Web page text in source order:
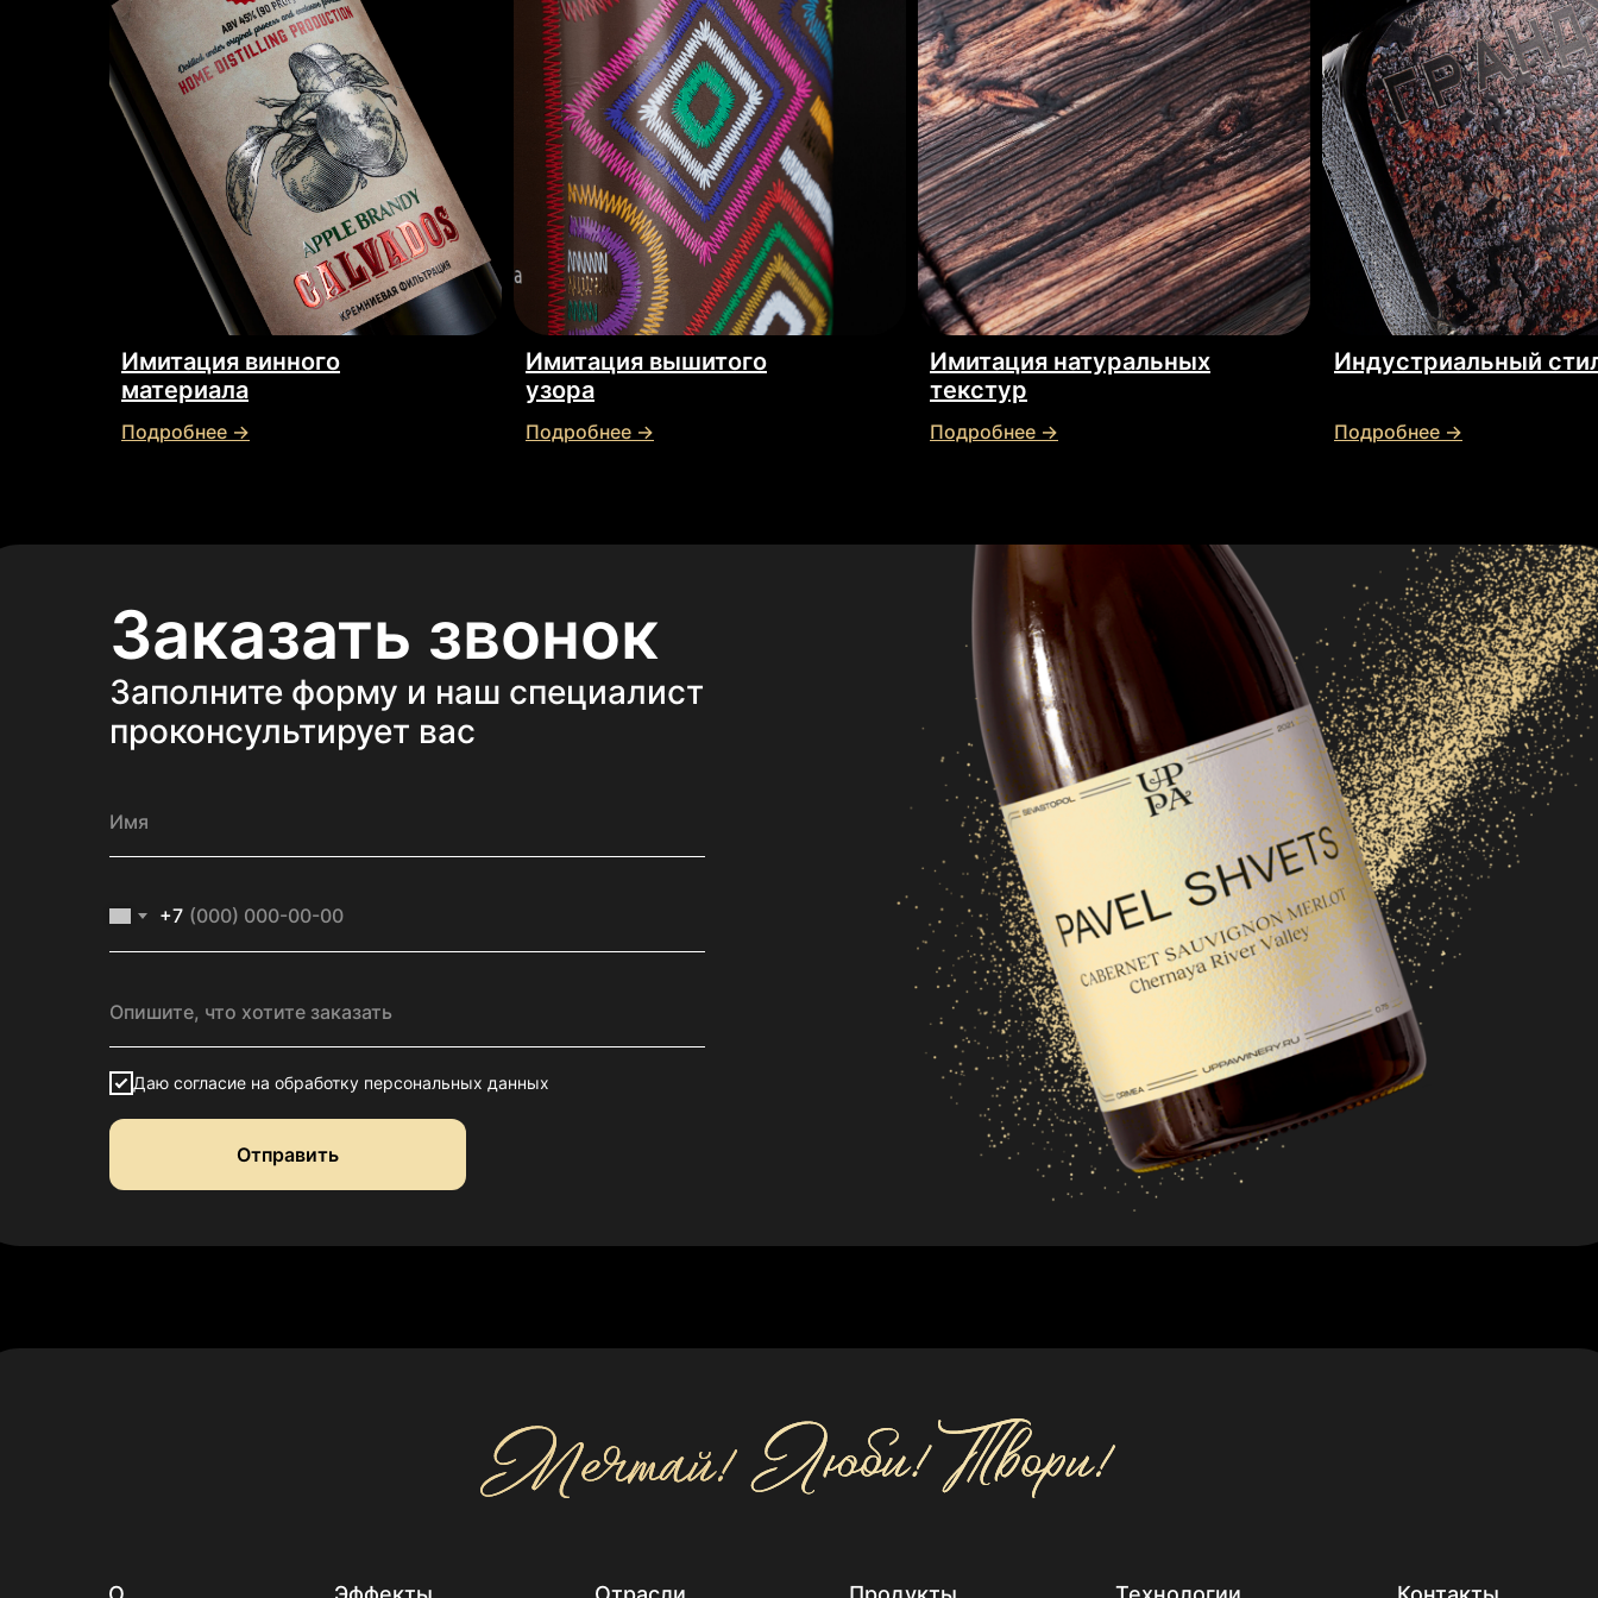
Имитация винного
материала
Подробнее →
Имитация вышитого
узора
Подробнее →
Имитация натуральных
текстур
Подробнее →
Индустриальный
Подробнее →
Заказать звонок
Заполните форму и наш специалист
проконсультирует вас
+7
Даю согласие на обработку персональных данных
Отправить